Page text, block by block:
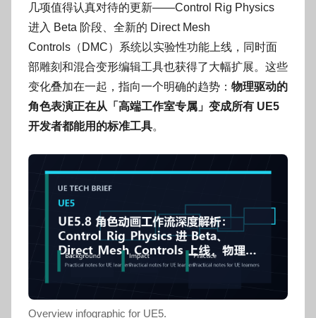
k
g
o
g
o
g
o
几项值得认真对待的更新——Control Rig Physics
进入 Beta 阶段、全新的 Direct Mesh
Controls（DMC）系统以实验性功能上线，同时面
部雕刻和混合变形编辑工具也获得了大幅扩展。这些
变化叠加在一起，指向一个明确的趋势： 物理驱动的
角色表演正在从「高端工作室专属」变成所有 UE5
开发者都能用的标准工具。
Overview infographic for UE5.